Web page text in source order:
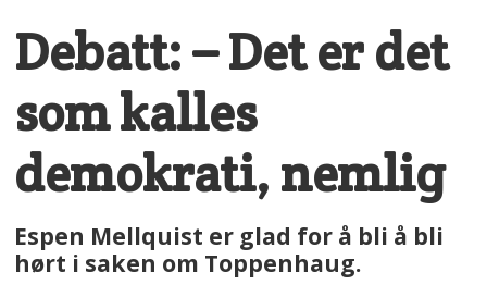
Debatt: – Det er det
som kalles
demokrati, nemlig
Espen Mellquist er glad for å bli å bli
hørt i saken om Toppenhaug.